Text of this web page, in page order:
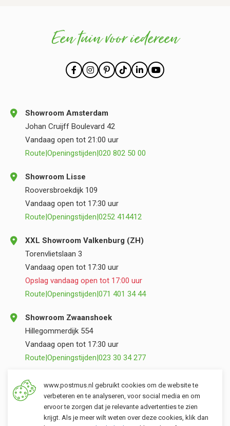
Een tuin voor iedereen
Showroom Amsterdam
Johan Cruijff Boulevard 42
Vandaag open tot 21:00 uur
Route|Openingstijden|020 802 50 00
Showroom Lisse
Rooversbroekdijk 109
Vandaag open tot 17:30 uur
Route|Openingstijden|0252 414412
XXL Showroom Valkenburg (ZH)
Torenvlietslaan 3
Vandaag open tot 17:30 uur
Opslag vandaag open tot 17:00 uur
Route|Openingstijden|071 401 34 44
Showroom Zwaanshoek
Hillegommerdijk 554
Vandaag open tot 17:30 uur
Route|Openingstijden|023 30 34 277
Opslag Valkenburg (ZH)
Torenvlietslaan 3
Vandaag open tot 17:00 uur
Route|Openingstijden |071 401 34 44
www.postmus.nl gebruikt cookies om de website te
verbeteren en te analyseren, voor social media en om
ervoor te zorgen dat je relevante advertenties te zien
krijgt. Als je meer wilt weten over deze cookies, klik dan